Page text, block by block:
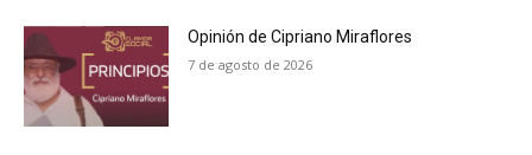
Opinión de Cipriano Miraflores
7 de agosto de 2026